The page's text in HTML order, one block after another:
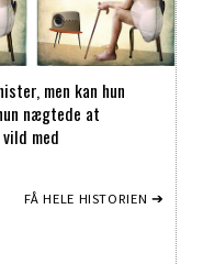
men kan hun
nægtede at
med
FÅ HELE HISTORIEN ➔